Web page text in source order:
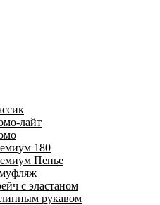
лайт
180
Пенье
с эластаном
рукавом